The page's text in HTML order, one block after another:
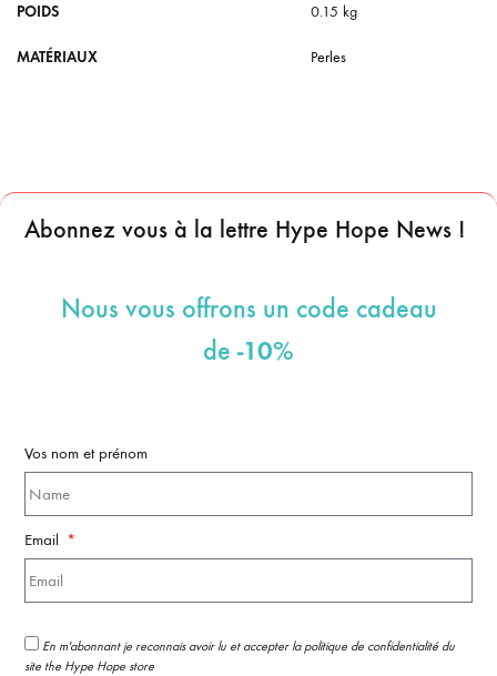
POIDS 0.15 kg
MATÉRIAUX Perles
Abonnez vous à la lettre Hype Hope News !
Nous vous offrons un code cadeau
de -10%
Vos nom et prénom
Email
En m'abonnant je reconnais avoir lu et accepter la politique de confidentialité du
site the Hype Hope store